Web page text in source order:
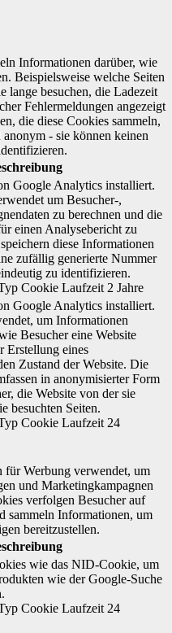
Informationen darüber, wie
Beispielsweise welche Seiten
lange besuchen, die Ladezeit
Fehlermeldungen angezeigt
die diese Cookies sammeln,
anonym - sie können keinen
Google Analytics installiert.
um Besucher-,
zu berechnen und die
einen Analysebericht zu
diese Informationen
zufällig generierte Nummer
zu identifizieren.
Cookie Laufzeit 2 Jahre
Google Analytics installiert.
um Informationen
Besucher eine Website
Erstellung eines
Zustand der Website. Die
in anonymisierter Form
die Website von der sie
besuchten Seiten.
Cookie Laufzeit 24
Werbung verwendet, um
und Marketingkampagnen
verfolgen Besucher auf
sammeln Informationen, um
bereitzustellen.
wie das NID-Cookie, um
wie der Google-Suche
Cookie Laufzeit 24